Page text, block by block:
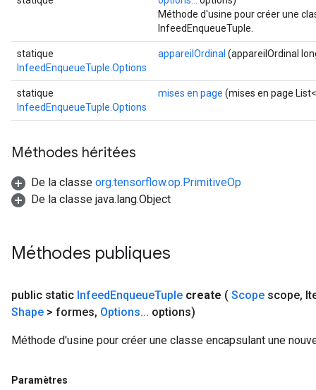
Méthode d'usine pour créer une
InfeedEnqueueTuple.
statique
InfeedEnqueueTuple.Options
appareilOrdinal (appareilOrdinal
statique
InfeedEnqueueTuple.Options
mises en page (mises en page
Méthodes héritées
De la classe org.tensorflow.op.PrimitiveOp
De la classe java.lang.Object
Méthodes publiques
public static InfeedEnqueueTuple create ( Scope scope,
Shape > formes, Options... options)
Méthode d'usine pour créer une classe encapsulant une
Paramètres